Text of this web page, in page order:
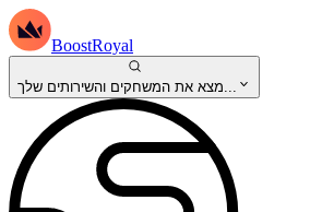
BoostRoyal